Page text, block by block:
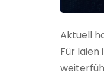
Aktuell
Für